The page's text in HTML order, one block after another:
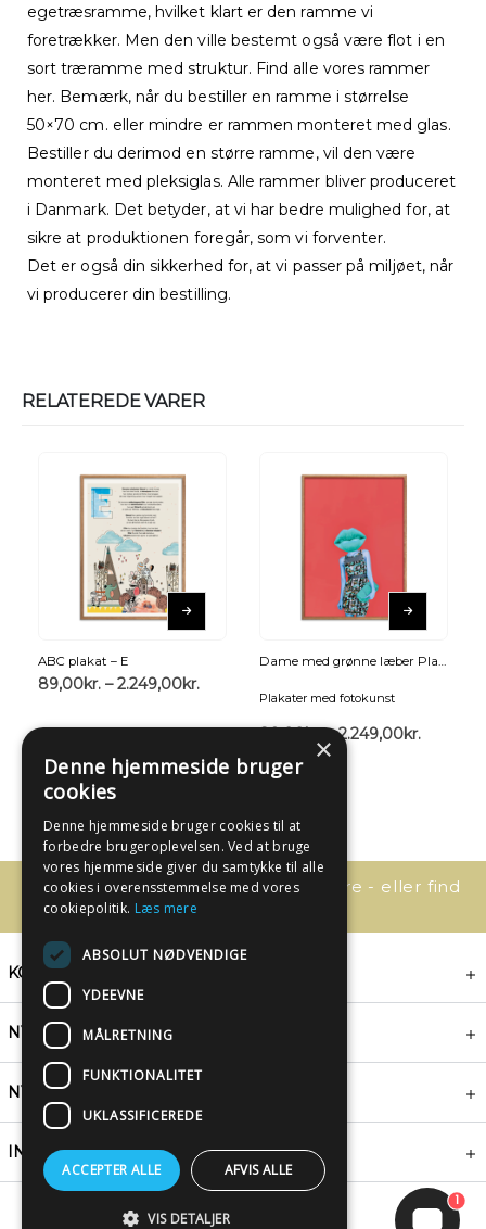
egetræsramme, hvilket klart er den ramme vi
foretrækker. Men den ville bestemt også være flot i en
sort træramme med struktur. Find alle vores rammer
her. Bemærk, når du bestiller en ramme i størrelse
50×70 cm. eller mindre er rammen monteret med glas.
Bestiller du derimod en større ramme, vil den være
monteret med pleksiglas. Alle rammer bliver produceret
i Danmark. Det betyder, at vi har bedre mulighed for, at
sikre at produktionen foregår, som vi forventer.
Det er også din sikkerhed for, at vi passer på miljøet, når
vi producerer din bestilling.
RELATEREDE VARER
ABC plakat – E
89,00kr. – 2.249,00kr.
Dame med grønne læber Plakat
Plakater med fotokunst
89,00kr. – 2.249,00kr.
Har du spørgsmål, så kontakt os bare - eller find
svaret her:
KONTAKT
NYHEDSBREV
NYTTIGE LINKS
INSPIRATION
1
×
Denne hjemmeside bruger
cookies
Denne hjemmeside bruger cookies til at
forbedre brugeroplevelsen. Ved at bruge
vores hjemmeside giver du samtykke til alle
cookies i overensstemmelse med vores
cookiepolitik. Læs mere
ABSOLUT NØDVENDIGE
YDEEVNE
MÅLRETNING
FUNKTIONALITET
UKLASSIFICEREDE
ACCEPTER ALLE AFVIS ALLE
VIS DETALJER